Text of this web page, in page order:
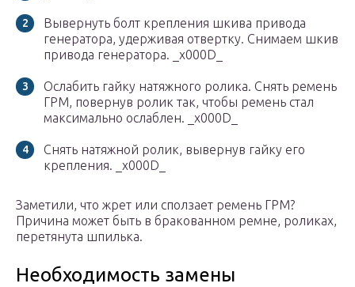
Вывернуть болт крепления шкива привода
генератора, удерживая отвертку. Снимаем шкив
привода генератора. _x000D_
Ослабить гайку натяжного ролика. Снять ремень
ГРМ, повернув ролик так, чтобы ремень стал
максимально ослаблен. _x000D_
Снять натяжной ролик, вывернув гайку его
крепления. _x000D_
Заметили, что жрет или сползает ремень ГРМ?
Причина может быть в бракованном ремне, роликах,
перетянута шпилька.
Необходимость замены